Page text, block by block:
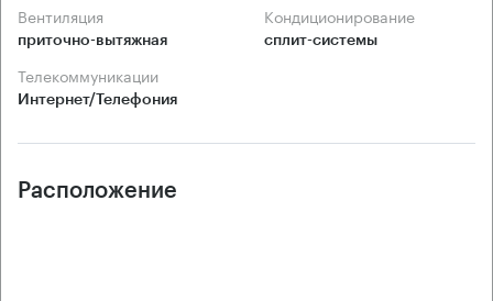
Вентиляция
приточно-вытяжная
Кондиционирование
сплит-системы
Телекоммуникации
Интернет/Телефония
Расположение